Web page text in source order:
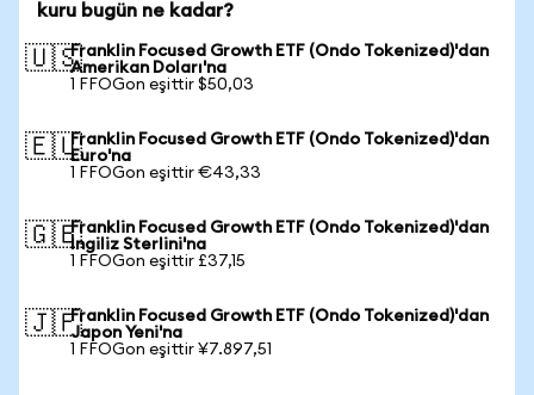
kuru bugün ne kadar?
🇺🇸Franklin Focused Growth ETF (Ondo Tokenized)'dan
Amerikan Doları'na
1 FFOGon eşittir $50,03
🇪🇺Franklin Focused Growth ETF (Ondo Tokenized)'dan
Euro'na
1 FFOGon eşittir €43,33
🇬🇧Franklin Focused Growth ETF (Ondo Tokenized)'dan
İngiliz Sterlini'na
1 FFOGon eşittir £37,15
🇯🇵Franklin Focused Growth ETF (Ondo Tokenized)'dan
Japon Yeni'na
1 FFOGon eşittir ¥7.897,51